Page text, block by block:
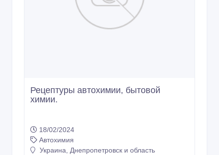
Рецептуры автохимии, бытовой
химии.
18/02/2024
Автохимия
Украина, Днепропетровск и область